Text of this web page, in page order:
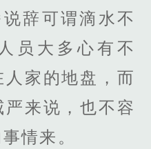
辞可谓滴水不
员大多心有不
家的地盘，而
严来说，也不容
情来。